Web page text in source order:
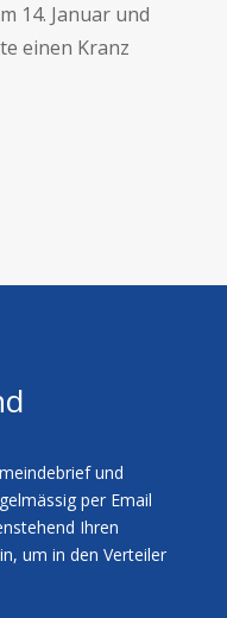
14. Januar und
einen Kranz
und
per Email
Ihren
um in den Verteiler